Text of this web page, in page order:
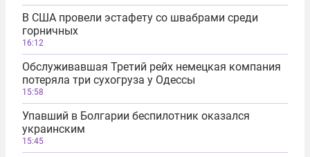
В США провели эстафету со швабрами среди
горничных
16:12
Обслуживавшая Третий рейх немецкая компания
потеряла три сухогруза у Одессы
15:58
Упавший в Болгарии беспилотник оказался
украинским
15:45